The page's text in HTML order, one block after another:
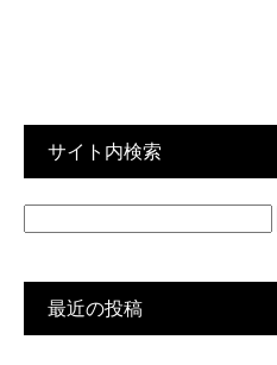
サイト内検索
最近の投稿